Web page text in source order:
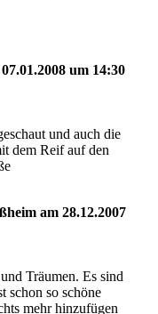
um 14:30
und auch die
dem Reif auf den
am 28.12.2007
Träumen. Es sind
schon so schöne
mehr hinzufügen